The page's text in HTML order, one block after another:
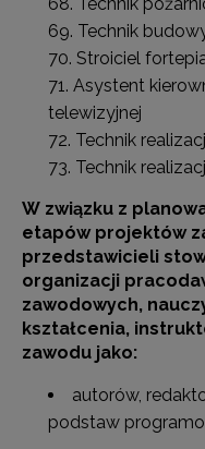
Technik
Stroiciel
Asystent
telewizyjnej
Technik
Technik
W związku z
etapów projektów
przedstawicieli
organizacji
zawodowych,
kształcenia,
zawodu jako:
autorów,
podstaw